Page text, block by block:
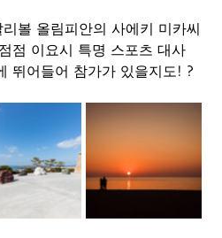
볼 올림피안의 사에키 미카씨
점 이요시 특명 스포츠 대사
뛰어들어 참가가 있을지도! ?